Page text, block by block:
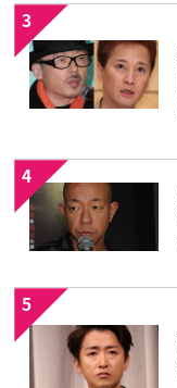
3
4
5